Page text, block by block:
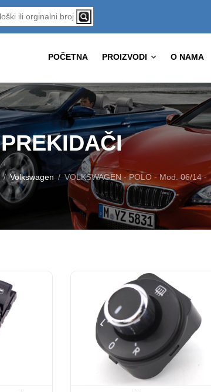
POČETNA PROIZVODI O NAMA
PREKIDAČI
Volkswagen VOLKSWAGEN - POLO - Mod. 06/14 -